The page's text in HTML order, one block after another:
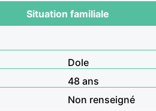
Situation familiale
Dole
48 ans
Non renseigné